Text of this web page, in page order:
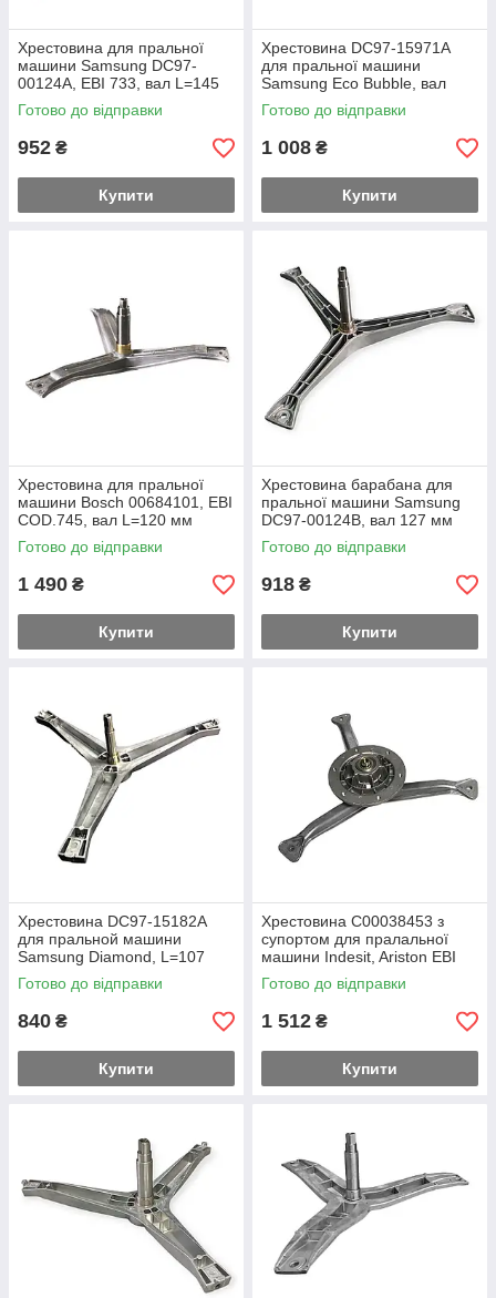
Хрестовина для пральної
машини Samsung DC97-
00124A, EBI 733, вал L=145
мм
Готово до відправки
952 ₴
Купити
Хрестовина DC97-15971A
для пральної машини
Samsung Eco Bubble, вал
L=107 мм, втулка Ø30 мм
Готово до відправки
1 008 ₴
Купити
Хрестовина для пральної
машини Bosch 00684101, EBI
COD.745, вал L=120 мм
Готово до відправки
1 490 ₴
Купити
Хрестовина барабана для
пральної машини Samsung
DC97-00124B, вал 127 мм
Готово до відправки
918 ₴
Купити
Хрестовина DC97-15182A
для пральной машини
Samsung Diamond, L=107
мм, втулка Ø25 мм
Готово до відправки
840 ₴
Купити
Хрестовина C00038453 з
супортом для пралальної
машини Indesit, Ariston EBI
065, вал 82 мм
Готово до відправки
1 512 ₴
Купити